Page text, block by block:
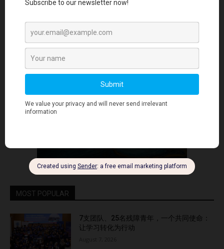
- Advertisment -
MOST POPULAR
7支团队、25名残障青年，一个共同使命：
让学习转化为行动